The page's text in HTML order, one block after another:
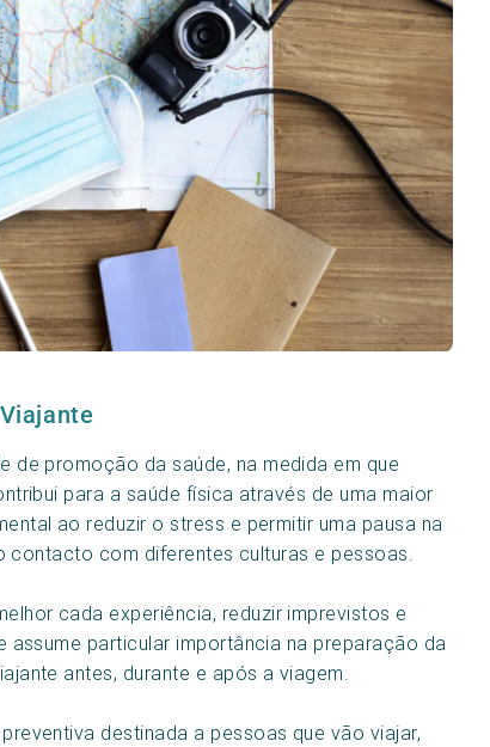
promoção da saúde, na medida em que
para a saúde física através de uma maior
ao reduzir o stress e permitir uma pausa na
com diferentes culturas e pessoas.
cada experiência, reduzir imprevistos e
particular importância na preparação da
antes, durante e após a viagem.
destinada a pessoas que vão viajar,